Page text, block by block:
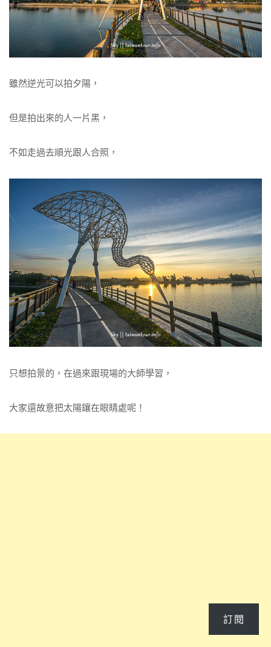
雖然逆光可以拍夕陽，
但是拍出來的人一片黑，
不如走過去順光跟人合照，
只想拍景的，在過來跟現場的大師學習，
大家還故意把太陽鑲在眼睛處呢！
訂閱